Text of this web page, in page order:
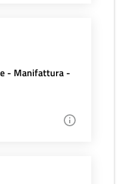
- Manifattura -